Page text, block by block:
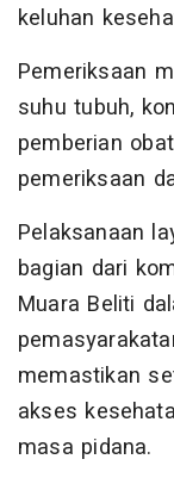
keluhan
Pemeriksaan
suhu tubuh,
pemberian
pemeriksaan
Pelaksanaan
bagian dari
Muara Beliti
memastikan
akses
masa pidana.